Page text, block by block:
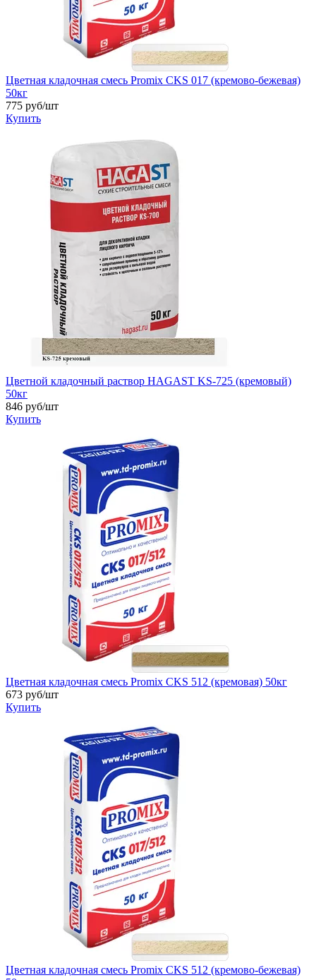
Цветная кладочная смесь Promix CKS 017 (кремово-бежевая)
50кг
775 руб/шт
Купить
Цветной кладочный раствор HAGAST KS-725 (кремовый)
50кг
846 руб/шт
Купить
Цветная кладочная смесь Promix CKS 512 (кремовая) 50кг
673 руб/шт
Купить
Цветная кладочная смесь Promix CKS 512 (кремово-бежевая)